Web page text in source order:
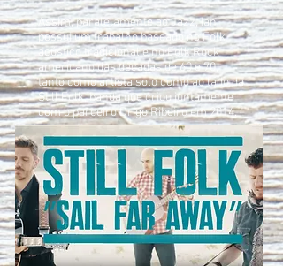
Assim, paralelamente ao Jazz, Ian
possui um trabalho baseado no Folk
acústico tradicional e no Folk Rock
americano das décadas de 60 e 70,
tanto como artista solo como ao lado da
Still Folk, banda que criou juntamente
com o parceiro Drigo Ribeiro em 2014.